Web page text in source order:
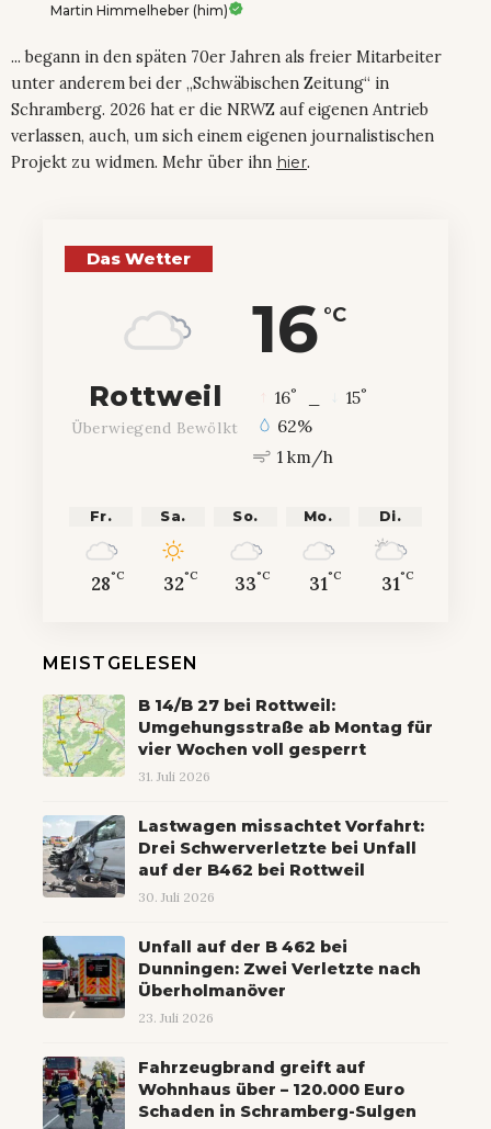
Martin Himmelheber (him)
... begann in den späten 70er Jahren als freier Mitarbeiter
unter anderem bei der „Schwäbischen Zeitung“ in
Schramberg. 2026 hat er die NRWZ auf eigenen Antrieb
verlassen, auch, um sich einem eigenen journalistischen
Projekt zu widmen. Mehr über ihn hier.
Das Wetter
16 °C
Rottweil
Überwiegend Bewölkt
16° 15°
62%
1 km/h
Fr.
28°C
Sa.
32°C
So.
33°C
Mo.
31°C
Di.
31°C
MEISTGELESEN
B 14/B 27 bei Rottweil:
Umgehungsstraße ab Montag für
vier Wochen voll gesperrt
31. Juli 2026
Lastwagen missachtet Vorfahrt:
Drei Schwerverletzte bei Unfall
auf der B462 bei Rottweil
30. Juli 2026
Unfall auf der B 462 bei
Dunningen: Zwei Verletzte nach
Überholmanöver
23. Juli 2026
Fahrzeugbrand greift auf
Wohnhaus über – 120.000 Euro
Schaden in Schramberg-Sulgen